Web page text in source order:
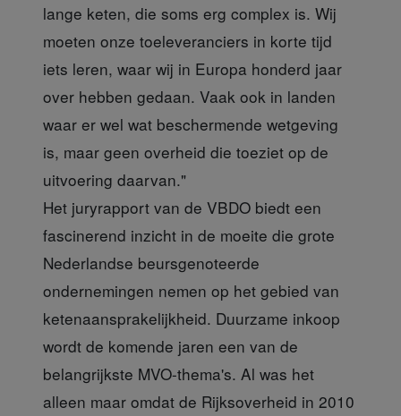
lange keten, die soms erg complex is. Wij
moeten onze toeleveranciers in korte tijd
iets leren, waar wij in Europa honderd jaar
over hebben gedaan. Vaak ook in landen
waar er wel wat beschermende wetgeving
is, maar geen overheid die toeziet op de
uitvoering daarvan."
Het juryrapport van de VBDO biedt een
fascinerend inzicht in de moeite die grote
Nederlandse beursgenoteerde
ondernemingen nemen op het gebied van
ketenaansprakelijkheid. Duurzame inkoop
wordt de komende jaren een van de
belangrijkste MVO-thema's. Al was het
alleen maar omdat de Rijksoverheid in 2010